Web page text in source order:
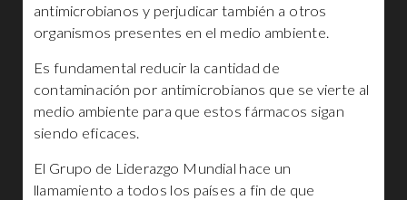
antimicrobianos y perjudicar también a otros
organismos presentes en el medio ambiente.
Es fundamental reducir la cantidad de
contaminación por antimicrobianos que se vierte al
medio ambiente para que estos fármacos sigan
siendo eficaces.
El Grupo de Liderazgo Mundial hace un
llamamiento a todos los países a fin de que